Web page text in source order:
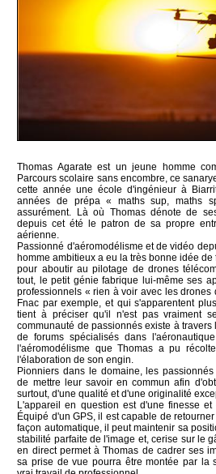
Thomas Agarate est un jeune homme
Parcours scolaire sans encombre, ce
cette année une école d'ingénieur à
années de prépa « maths sup, maths
assurément. Là où Thomas dénote de
depuis cet été le patron de sa propre
aérienne.
Passionné d'aéromodélisme et de vidéo
homme ambitieux a eu la très bonne idée
pour aboutir au pilotage de drones
tout, le petit génie fabrique lui-même ses
professionnels « rien à voir avec les drones
Fnac par exemple, et qui s'apparentent
tient à préciser qu'il n'est pas vraiment
communauté de passionnés existe à
de forums spécialisés dans
l'aéromodélisme que Thomas a pu
l'élaboration de son engin.
Pionniers dans le domaine, les
de mettre leur savoir en commun afin
surtout, d'une qualité et d'une originalité
L'appareil en question est d'une finesse
Équipé d'un GPS, il est capable de
façon automatique, il peut maintenir sa
stabilité parfaite de l'image et, cerise sur le
en direct permet à Thomas de cadrer ses
sa prise de vue pourra être montée par la